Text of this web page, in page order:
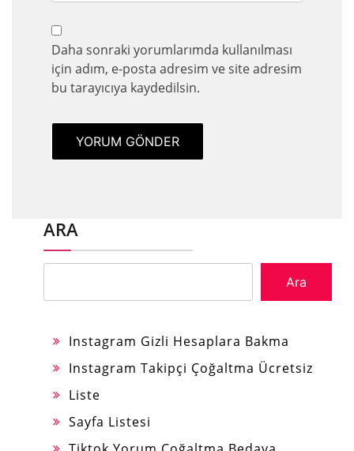
Daha sonraki yorumlarımda kullanılması
için adım, e-posta adresim ve site adresim
bu tarayıcıya kaydedilsin.
ARA
Ara
Instagram Gizli Hesaplara Bakma
Instagram Takipçi Çoğaltma Ücretsiz
Liste
Sayfa Listesi